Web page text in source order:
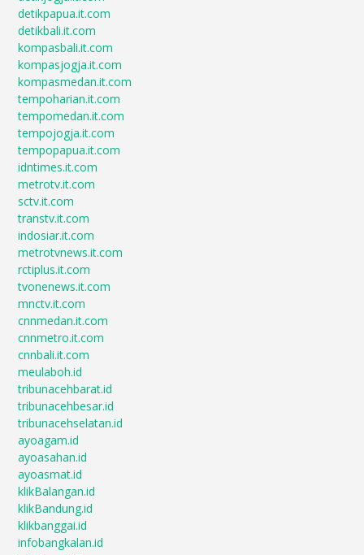
detikpapua.it.com
detikbali.it.com
kompasbali.it.com
kompasjogja.it.com
kompasmedan.it.com
tempoharian.it.com
tempomedan.it.com
tempojogja.it.com
tempopapua.it.com
idntimes.it.com
metrotv.it.com
sctv.it.com
transtv.it.com
indosiar.it.com
metrotvnews.it.com
rctiplus.it.com
tvonenews.it.com
mnctv.it.com
cnnmedan.it.com
cnnmetro.it.com
cnnbali.it.com
meulaboh.id
tribunacehbarat.id
tribunacehbesar.id
tribunacehselatan.id
ayoagam.id
ayoasahan.id
ayoasmat.id
klikBalangan.id
klikBandung.id
klikbanggai.id
infobangkalan.id